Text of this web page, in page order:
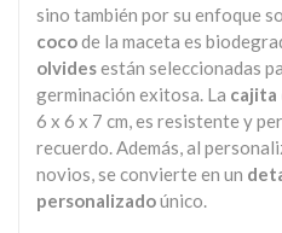
sino también por su enfoque
cocode la maceta es
olvidesestán seleccionadas
germinación exitosa. La cajita
6 x 6 x 7 cm, es resistente y
recuerdo. Además, al
novios, se convierte en un
personalizadoúnico.